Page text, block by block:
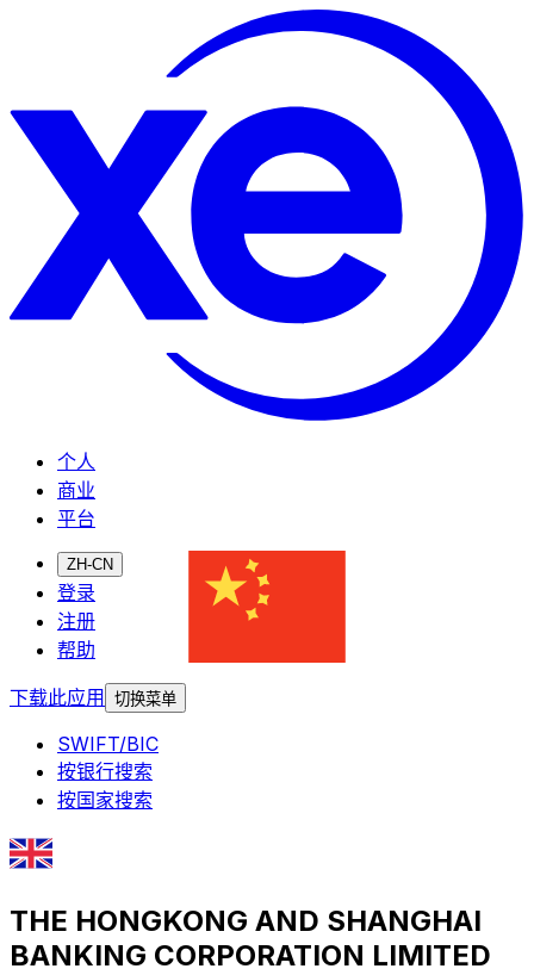
个人
商业
平台
ZH-CN
登录
注册
帮助
下载此应用
切换菜单
SWIFT/BIC
按银行搜索
按国家搜索
THE HONGKONG AND SHANGHAI
BANKING CORPORATION LIMITED